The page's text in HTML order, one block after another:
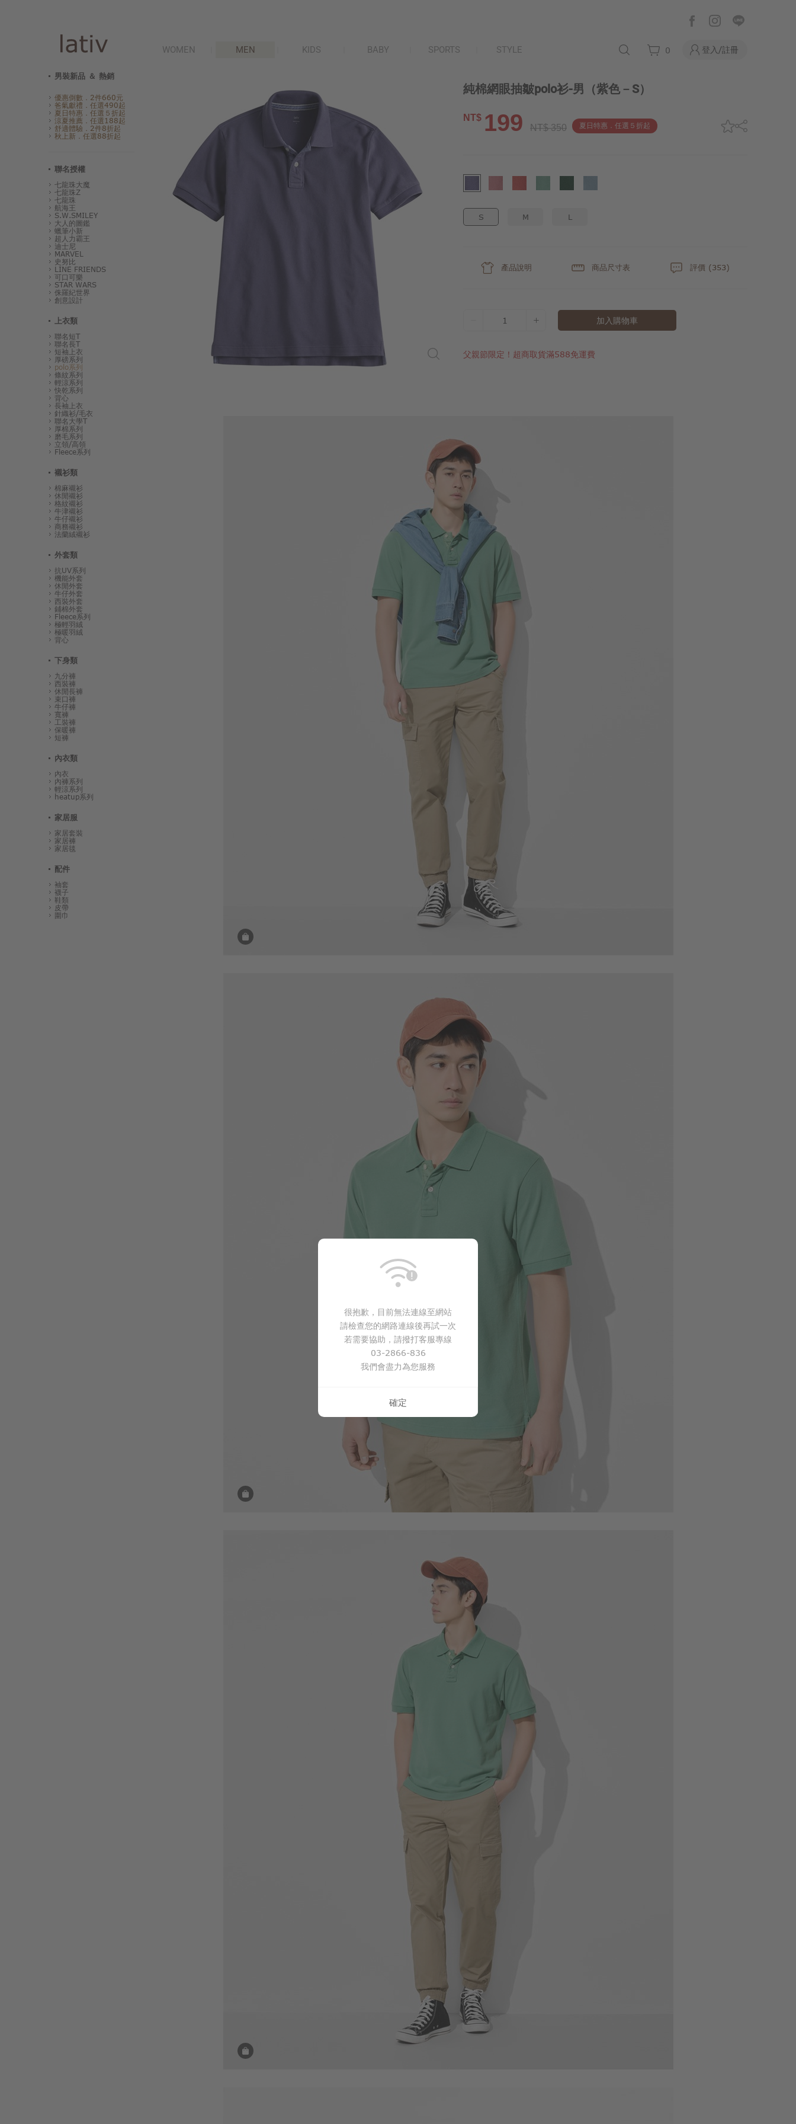
WOMEN MEN KIDS BABY SPORTS STYLE 0 登入/註冊
男裝新品 ＆ 熱銷
優惠倒數．2件660元
爸氣獻禮．任選490起
夏日特惠．任選５折起
涼夏推薦．任選188起
舒適體驗．2件8折起
秋上新．任選88折起
聯名授權
七龍珠大魔
七龍珠Z
七龍珠
航海王
S.W.SMILEY
大人的圖鑑
蠟筆小新
超人力霸王
迪士尼
MARVEL
史努比
LINE FRIENDS
可口可樂
STAR WARS
侏羅紀世界
創意設計
上衣類
聯名短T
聯名長T
短袖上衣
厚磅系列
polo系列
條紋系列
輕涼系列
快乾系列
背心
長袖上衣
針織衫/毛衣
聯名大學T
厚棉系列
磨毛系列
立領/高領
Fleece系列
襯衫類
棉麻襯衫
休閒襯衫
格紋襯衫
牛津襯衫
牛仔襯衫
商務襯衫
法蘭絨襯衫
外套類
抗UV系列
機能外套
休閒外套
牛仔外套
西裝外套
鋪棉外套
Fleece系列
極輕羽絨
極暖羽絨
背心
下身類
九分褲
西裝褲
休閒長褲
束口褲
牛仔褲
寬褲
工裝褲
保暖褲
短褲
內衣類
內衣
內褲系列
輕涼系列
heatup系列
家居服
家居套裝
家居褲
家居毯
配件
袖套
襪子
鞋類
皮帶
圍巾
純棉網眼抽皺polo衫-男 （紫色－S）
NT$ 199 NT$ 350 夏日特惠．任選５折起
S M L
產品說明 商品尺寸表 評價 (353)
1 加入購物車
父親節限定！超商取貨滿588免運費
$199
$ 590
650
很抱歉，目前無法連線至網站
請檢查您的網路連線後再試一次
若需要協助，請撥打客服專線
03-2866-836
我們會盡力為您服務
確定